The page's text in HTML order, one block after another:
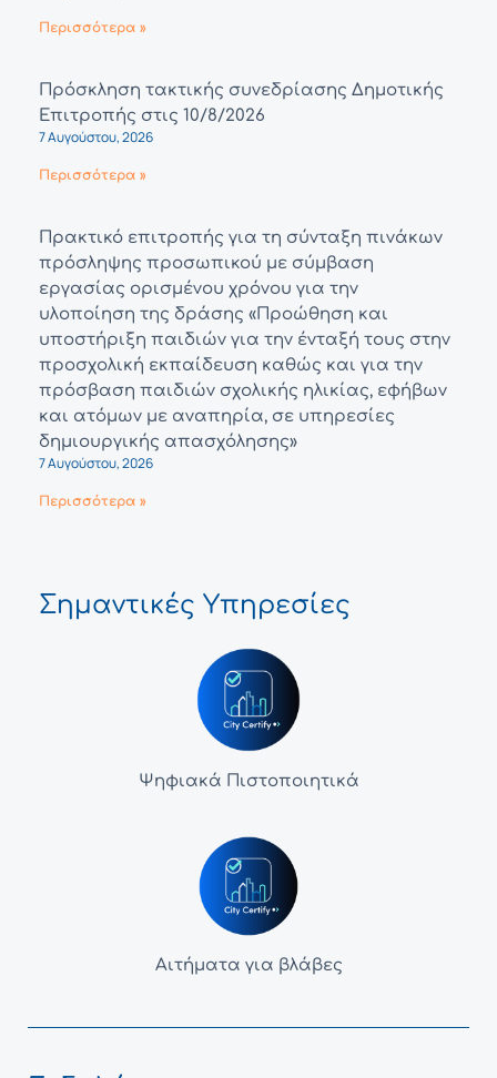
Περισσότερα »
Πρόσκληση τακτικής συνεδρίασης Δημοτικής
Επιτροπής στις 10/8/2026
7 Αυγούστου, 2026
Περισσότερα »
Πρακτικό επιτροπής για τη σύνταξη πινάκων
πρόσληψης προσωπικού με σύμβαση
εργασίας ορισμένου χρόνου για την
υλοποίηση της δράσης «Προώθηση και
υποστήριξη παιδιών για την ένταξή τους στην
προσχολική εκπαίδευση καθώς και για την
πρόσβαση παιδιών σχολικής ηλικίας, εφήβων
και ατόμων με αναπηρία, σε υπηρεσίες
δημιουργικής απασχόλησης»
7 Αυγούστου, 2026
Περισσότερα »
Σημαντικές Υπηρεσίες
Ψηφιακά Πιστοποιητικά
Αιτήματα για βλάβες